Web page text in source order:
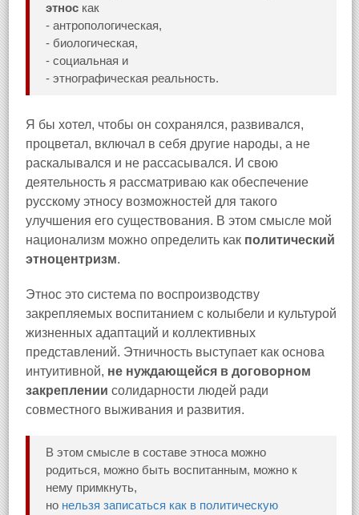
этнос как
- антропологическая,
- биологическая,
- социальная и
- этнографическая реальность.
Я бы хотел, чтобы он сохранялся, развивался,
процветал, включал в себя другие народы, а не
раскалывался и не рассасывался. И свою
деятельность я рассматриваю как обеспечение
русскому этносу возможностей для такого
улучшения его существования. В этом смысле мой
национализм можно определить как политический
этноцентризм.
Этнос это система по воспроизводству
закрепляемых воспитанием с колыбели и культурой
жизненных адаптаций и коллективных
представлений. Этничность выступает как основа
интуитивной, не нуждающейся в договорном
закреплении солидарности людей ради
совместного выживания и развития.
В этом смысле в составе этноса можно
родиться, можно быть воспитанным, можно к
нему примкнуть,
но нельзя записаться как в политическую